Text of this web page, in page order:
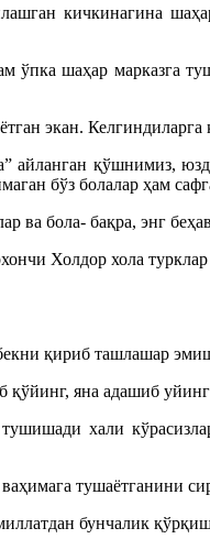
кичкинагина
ўпка шаҳар марказга
экан.
айланган қўшнимиз,
бўз болалар ҳам
ва бола- бақра, энг
Холдор хола
қириб ташлашар
қўйинг, яна адашиб
хали
тушаётганини
бунчалик